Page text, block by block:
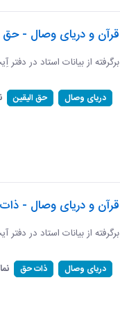
قرآن و دریای وصال - حق
برگرفته از بیانات استاد در دفتر
دریای وصال حق الیقین
قرآن و دریای وصال -
برگرفته از بیانات استاد در دفتر
دریای وصال ذات حق